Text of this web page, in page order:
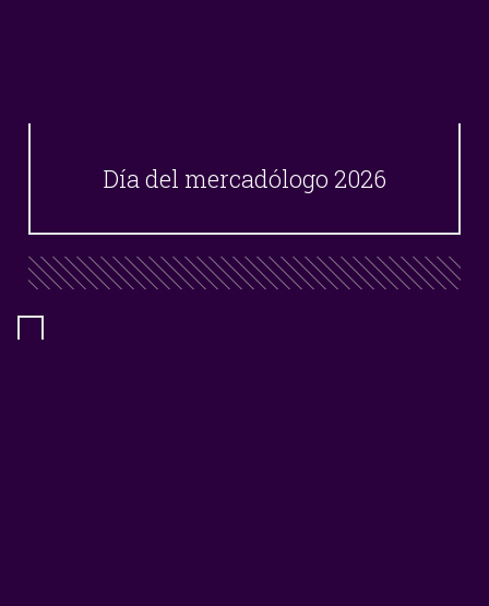
Día del mercadólogo 2026